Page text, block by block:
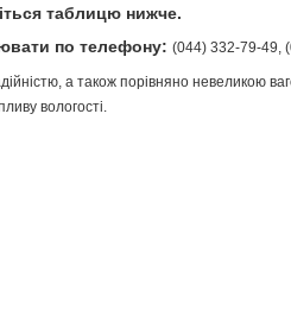
таблицю нижче.
по телефону: (044) 332-79-49,
а також порівняно невеликою
вологості.